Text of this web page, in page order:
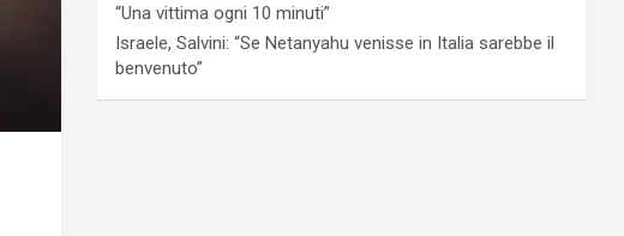
“Una vittima ogni 10 minuti”
Israele, Salvini: “Se Netanyahu venisse in Italia sarebbe il
benvenuto”